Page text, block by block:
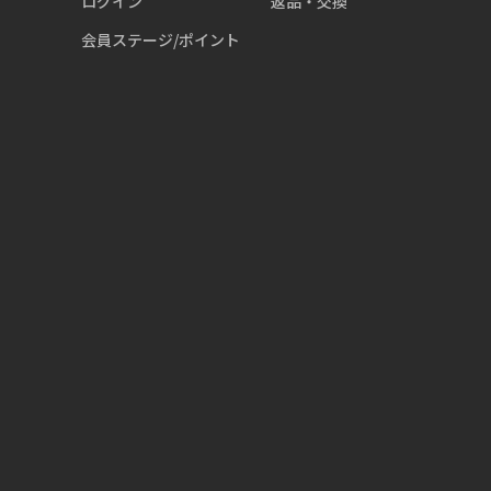
会員ステージ/ポイント